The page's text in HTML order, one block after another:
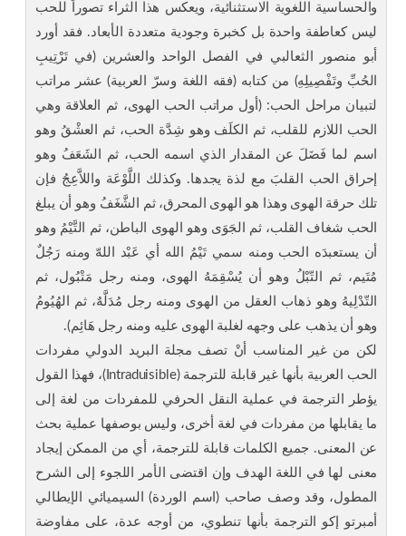
والحساسية اللغوية الاستثنائية، ويعكس هذا الثراء تصوراً للحب
ليس كعاطفة واحدة بل كخبرة وجودية متعددة الأبعاد. فقد أورد
أبو منصور الثعالبي في الفصل الواحد والعشرين (في تَرْتِيبِ
الحُبِّ وتَفْصِيلِهِ) من كتابه (فقه اللغة وسرّ العربية) عشر مراتب
لتبيان مراحل الحب: (أول مراتب الحب الهوى، ثم العلاقة وهي
الحب اللازم للقلب، ثم الكلَف وهو شِدَّة الحب، ثم العشْقُ وهو
اسم لما فَضَلَ عن المقدار الذي اسمه الحب، ثم الشَعَفُ وهو
إحراق الحب القلبَ مع لذة يجدها. وكذلك اللَّوْعَة واللاَّعِجُ فإن
تلك حرقة الهوى وهذا هو الهوى المحرق، ثم الشَّغَفُ وهو أن يبلغ
الحب شغاف القلب، ثم الجَوَى وهو الهوى الباطن، ثم التَّيْمُ وهو
أن يستعبدَه الحب ومنه سمي تَيْمُ الله أي عَبْد اللهّ ومنه رَجُلٌ
مُتَيم، ثم التّبْلُ وهو أن يُسْقِمَهُ الهوى، ومنه رجل مَتْبُول، ثم
التّدْلِيهُ وهو ذهاب العقل من الهوى ومنه رجل مُدَلَّهٌ، ثم الهُيُومُ
وهو أن يذهب على وجهه لغلبة الهوى عليه ومنه رجل هَائِم).
لكن من غير المناسب أنْ تصف مجلة البريد الدولي مفردات
الحب العربية بأنها غير قابلة للترجمة (Intraduisible)، فهذا القول
يؤطر الترجمة في عملية النقل الحرفي للمفردات من لغة إلى
ما يقابلها من مفردات في لغة أخرى، وليس بوصفها عملية بحث
عن المعنى. جميع الكلمات قابلة للترجمة، أي من الممكن إيجاد
معنى لها في اللغة الهدف وإن اقتضى الأمر اللجوء إلى الشرح
المطول، وقد وصف صاحب (اسم الوردة) السيميائي الإيطالي
أمبرتو إكو الترجمة بأنها تنطوي، من أوجه عدة، على مفاوضة